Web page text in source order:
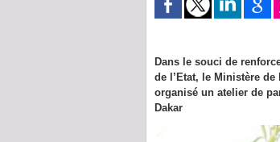
Dans le souci de
de l’Etat, le Ministère
organisé un atelier de
Dakar